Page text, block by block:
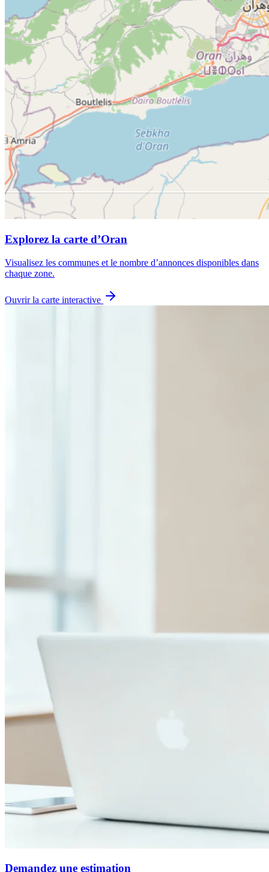
Explorez la carte d’Oran
Visualisez les communes et le nombre d’annonces disponibles dans
chaque zone.
Ouvrir la carte interactive
Demandez une estimation